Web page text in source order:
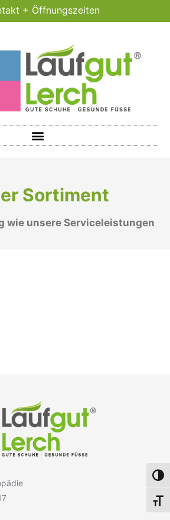
+ Öffnungszeiten
Sortiment
wie unsere Serviceleistungen